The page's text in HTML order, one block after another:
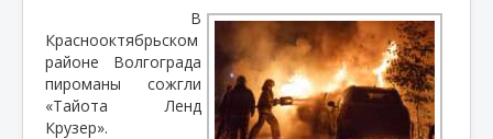
В
Краснооктябрьском
районе Волгограда
пироманы сожгли
«Тайота Ленд
Крузер».